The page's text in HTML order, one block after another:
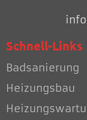
Schnell-Links
Badsanierung
Heizungsbau